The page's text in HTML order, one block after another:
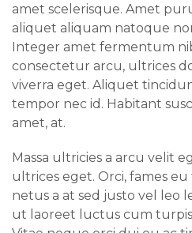
amet scelerisque. Amet
aliquet aliquam natoque
Integer amet fermentum
consectetur arcu, ultrices
viverra eget. Aliquet
tempor nec id. Habitant
amet, at.
Massa ultricies a arcu velit
ultrices eget. Orci, fames eu
netus a at sed justo vel leo
ut laoreet luctus cum turpis